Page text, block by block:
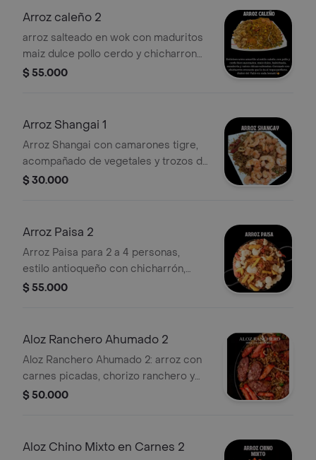
Arroz caleño 2
arroz salteado en wok con maduritos
maiz dulce pollo cerdo y chicharron
crocante ideal de 3 a 4 personas
$ 55.000
Arroz Shangai 1
Arroz Shangai con camarones tigre,
acompañado de vegetales y trozos de
carne. Ideal para los amantes del
$ 30.000
Arroz Paisa 2
Arroz Paisa para 2 a 4 personas,
estilo antioqueño con chicharrón,
plátano maduro y otros ingredientes
$ 55.000
Aloz Ranchero Ahumado 2
Aloz Ranchero Ahumado 2: arroz con
carnes picadas, chorizo ranchero y
vegetales. Ideal para 2 a 4 personas.
$ 50.000
Aloz Chino Mixto en Carnes 2